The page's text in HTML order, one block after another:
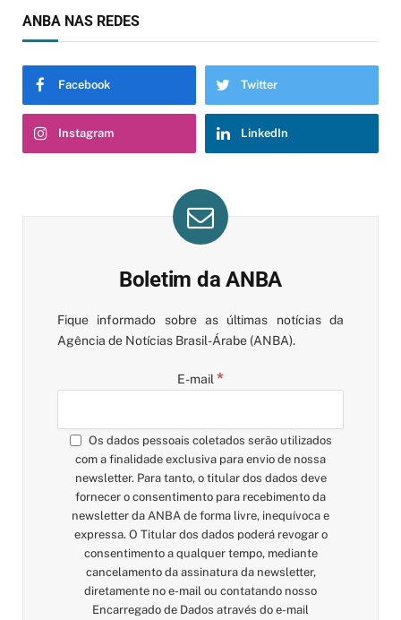
ANBA NAS REDES
Facebook Twitter
Instagram LinkedIn
Boletim da ANBA
Fique informado sobre as últimas notícias da
Agência de Notícias Brasil-Árabe (ANBA).
E-mail*
Os dados pessoais coletados serão utilizados
com a finalidade exclusiva para envio de nossa
newsletter. Para tanto, o titular dos dados deve
fornecer o consentimento para recebimento da
newsletter da ANBA de forma livre, inequívoca e
expressa. O Titular dos dados poderá revogar o
consentimento a qualquer tempo, mediante
cancelamento da assinatura da newsletter,
diretamente no e-mail ou contatando nosso
Encarregado de Dados através do e-mail